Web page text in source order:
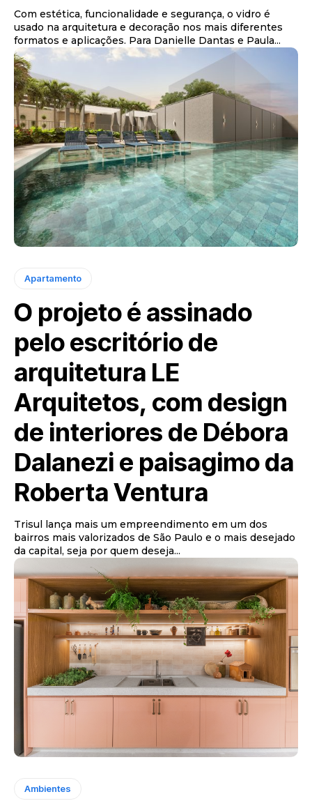
Com estética, funcionalidade e segurança, o vidro é
usado na arquitetura e decoração nos mais diferentes
formatos e aplicações. Para Danielle Dantas e Paula...
Apartamento
O projeto é assinado
pelo escritório de
arquitetura LE
Arquitetos, com design
de interiores de Débora
Dalanezi e paisagimo da
Roberta Ventura
Trisul lança mais um empreendimento em um dos
bairros mais valorizados de São Paulo e o mais desejado
da capital, seja por quem deseja...
Ambientes